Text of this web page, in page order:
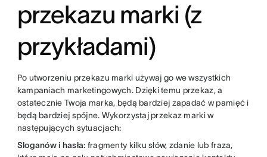
przekazu marki (z
przykładami)
Po utworzeniu przekazu marki używaj go we wszystkich
kampaniach marketingowych. Dzięki temu przekaz, a
ostatecznie Twoja marka, będą bardziej zapadać w pamięć i
będą bardziej spójne. Wykorzystaj przekaz marki w
następujących sytuacjach:
Sloganów i hasła: fragmenty kilku słów, zdanie lub fraza,